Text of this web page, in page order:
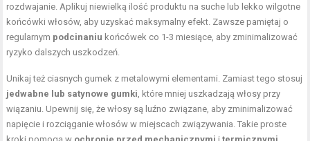
rozdwajanie. Aplikuj niewielką ilość produktu na suche lub lekko wilgotne
końcówki włosów, aby uzyskać maksymalny efekt. Zawsze pamiętaj o
regularnym podcinaniu końcówek co 1-3 miesiące, aby zminimalizować
ryzyko dalszych uszkodzeń.
Unikaj też ciasnych gumek z metalowymi elementami. Zamiast tego stosuj
jedwabne lub satynowe gumki , które mniej uszkadzają włosy przy
wiązaniu. Upewnij się, że włosy są luźno związane, aby zminimalizować
napięcie i rozciąganie włosów w miejscach związywania. Takie proste